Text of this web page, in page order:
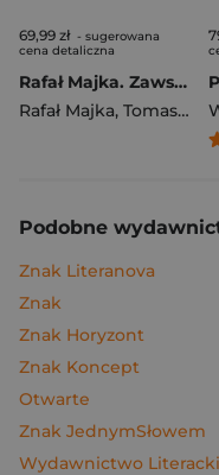
69,99 zł - sugerowana
cena detaliczna
Rafał Majka. Zawsze z przodu. Rozmawia Tomasz Kalemba - książka z autografem
Rafał Majka, Tomasz Kalemba
Podobne
Znak Literanova
Znak
Znak Horyzont
Znak Koncept
Otwarte
Znak JednymSłowem
Wydawnictwo